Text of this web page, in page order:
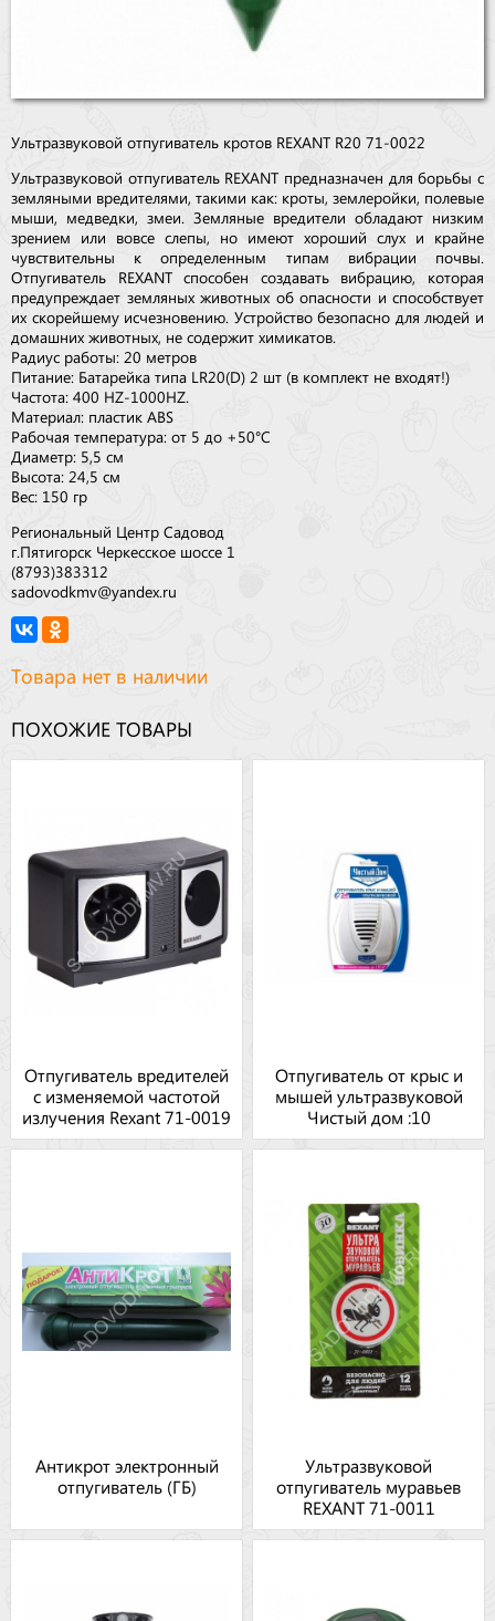
Ультразвуковой отпугиватель кротов REXANT R20 71-0022
Ультразвуковой отпугиватель REXANT предназначен для борьбы с
земляными вредителями, такими как: кроты, землеройки, полевые
мыши, медведки, змеи. Земляные вредители обладают низким
зрением или вовсе слепы, но имеют хороший слух и крайне
чувствительны к определенным типам вибрации почвы.
Отпугиватель REXANT способен создавать вибрацию, которая
предупреждает земляных животных об опасности и способствует
их скорейшему исчезновению. Устройство безопасно для людей и
домашних животных, не содержит химикатов.
Радиус работы: 20 метров
Питание: Батарейка типа LR20(D) 2 шт (в комплект не входят!)
Частота: 400 HZ-1000HZ.
Материал: пластик ABS
Рабочая температура: от 5 до +50°С
Диаметр: 5,5 см
Высота: 24,5 см
Вес: 150 гр
Региональный Центр Садовод
г.Пятигорск Черкесское шоссе 1
(8793)383312
sadovodkmv@yandex.ru
Товара нет в наличии
ПОХОЖИЕ ТОВАРЫ
Отпугиватель вредителей
с изменяемой частотой
излучения Rexant 71-0019
Отпугиватель от крыс и
мышей ультразвуковой
Чистый дом :10
Антикрот электронный
отпугиватель (ГБ)
Ультразвуковой
отпугиватель муравьев
REXANT 71-0011